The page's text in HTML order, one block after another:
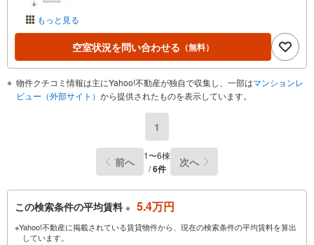
もっと見る
空室状況を問い合わせる （無料）
物件クチコミ情報は主にYahoo!不動産が独自で収集し、一部はマンションレ
ビュー（外部サイト） から提供されたものを表示しています。
1
前へ
1〜6棟
/6件 次へ
この検索条件の平均賃料 ※ 5.4万円
※Yahoo!不動産に掲載されている賃貸物件から、現在の検索条件の平均賃料を算出
しています。